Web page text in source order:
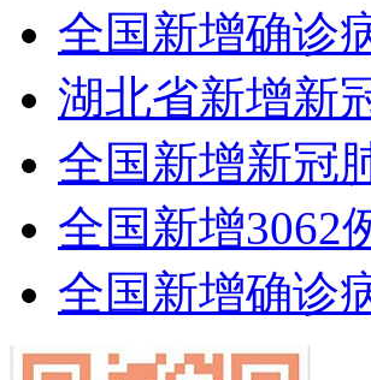
全国新增确诊
湖北省新增新
全国新增新冠
全国新增3062
全国新增确诊